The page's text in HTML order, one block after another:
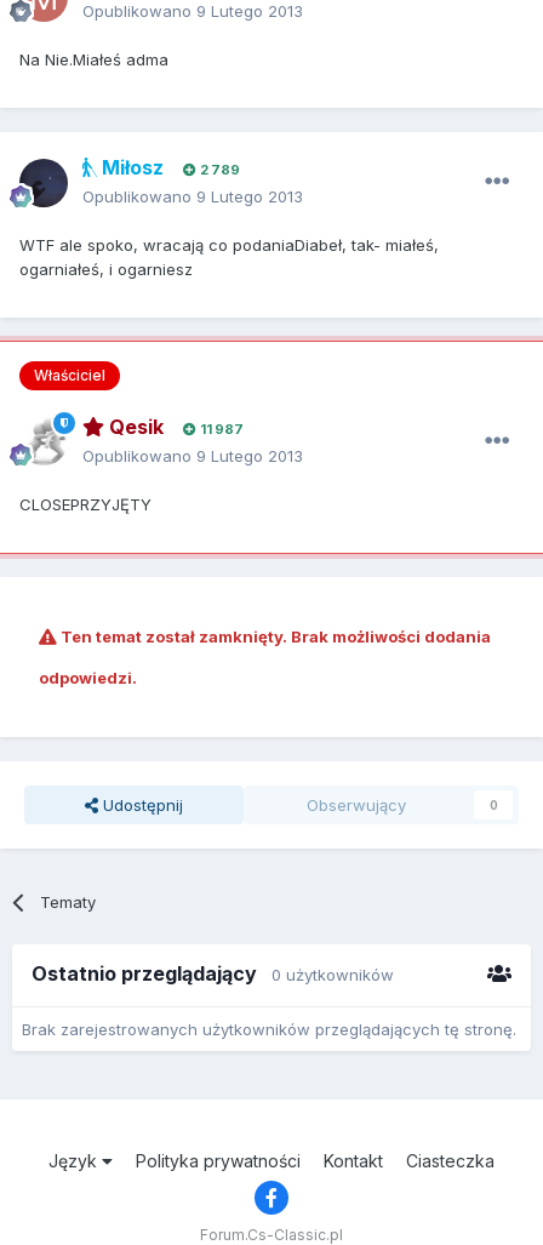
Opublikowano 9 Lutego 2013
Na Nie.Miałeś adma
Miłosz 2 789
Opublikowano 9 Lutego 2013
WTF ale spoko, wracają co podaniaDiabeł, tak- miałeś,
ogarniałeś, i ogarniesz
Właściciel
Qesik 11 987
Opublikowano 9 Lutego 2013
CLOSEPRZYJĘTY
Ten temat został zamknięty. Brak możliwości dodania
odpowiedzi.
Udostępnij Obserwujący 0
Tematy
Ostatnio przeglądający 0 użytkowników
Brak zarejestrowanych użytkowników przeglądających tę stronę.
Język Polityka prywatności Kontakt Ciasteczka
Forum.Cs-Classic.pl